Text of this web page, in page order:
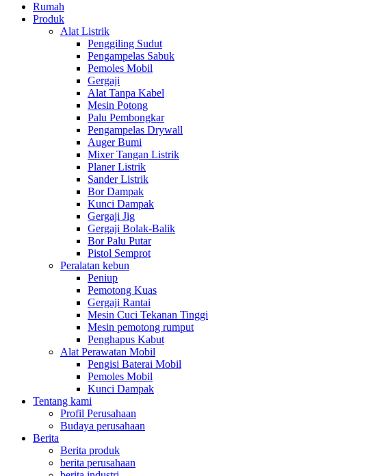
Rumah
Produk
Alat Listrik
Penggiling Sudut
Pengampelas Sabuk
Pemoles Mobil
Gergaji
Alat Tanpa Kabel
Mesin Potong
Palu Pembongkar
Pengampelas Drywall
Auger Bumi
Mixer Tangan Listrik
Planer Listrik
Sander Listrik
Bor Dampak
Kunci Dampak
Gergaji Jig
Gergaji Bolak-Balik
Bor Palu Putar
Pistol Semprot
Peralatan kebun
Peniup
Pemotong Kuas
Gergaji Rantai
Mesin Cuci Tekanan Tinggi
Mesin pemotong rumput
Penghapus Kabut
Alat Perawatan Mobil
Pengisi Baterai Mobil
Pemoles Mobil
Kunci Dampak
Tentang kami
Profil Perusahaan
Budaya perusahaan
Berita
Berita produk
berita perusahaan